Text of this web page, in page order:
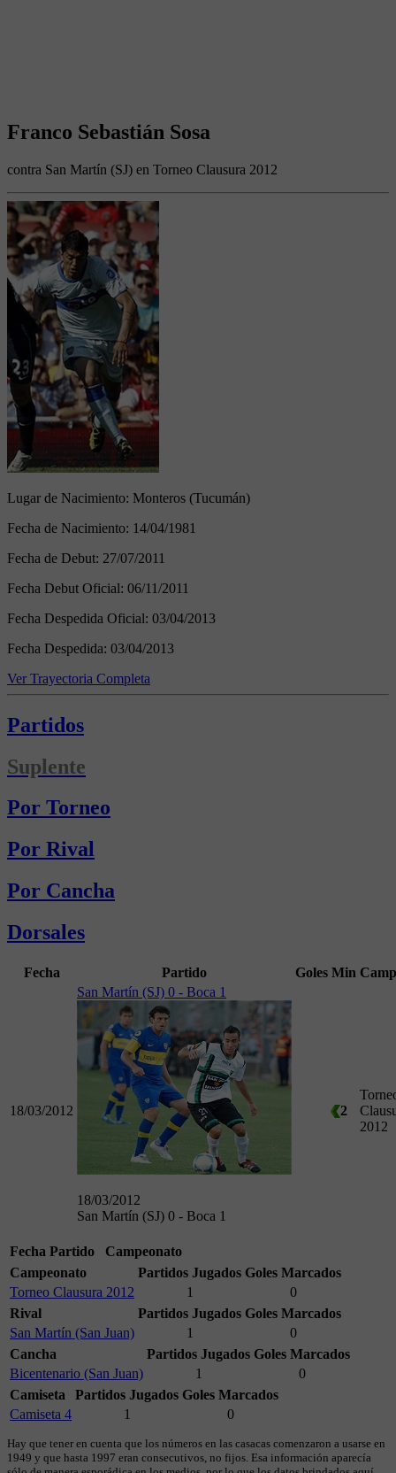
Franco Sebastián Sosa
contra San Martín (SJ) en Torneo Clausura 2012
Lugar de Nacimiento: Monteros (Tucumán)
Fecha de Nacimiento: 14/04/1981
Fecha de Debut: 27/07/2011
Fecha Debut Oficial: 06/11/2011
Fecha Despedida Oficial: 03/04/2013
Fecha Despedida: 03/04/2013
Ver Trayectoria Completa
Partidos
Suplente
Por Torneo
Por Rival
Por Cancha
Dorsales
Fecha Partido Goles Min
18/03/2012
San Martín (SJ) 0 - Boca 1
18/03/2012
San Martín (SJ) 0 - Boca 1
2
2012
Fecha Partido
Campeonato
Campeonato
Partidos Jugados Goles Marcados
Torneo Clausura 2012
1
0
Rival
Partidos Jugados Goles Marcados
San Martín (San Juan)
1
0
Cancha
Partidos Jugados Goles Marcados
Bicentenario (San Juan)
1
0
Camiseta
Partidos Jugados Goles Marcados
Camiseta 4
1 0
Hay que tener en cuenta que los números en las casacas comenzaron a usarse en
1949 y que hasta 1997 eran consecutivos, no fijos. Esa información aparecía